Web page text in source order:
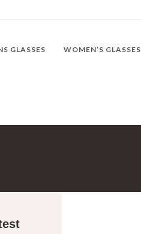
GLASSES WOMEN’S GLASSES